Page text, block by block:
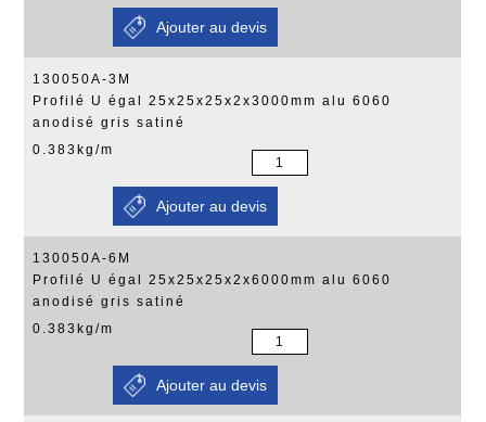
130050A-3M
Profilé U égal 25x25x25x2x3000mm alu 6060
anodisé gris satiné
0.383kg/m
130050A-6M
Profilé U égal 25x25x25x2x6000mm alu 6060
anodisé gris satiné
0.383kg/m